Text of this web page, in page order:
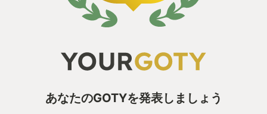
あなたのGOTYを発表しましょう